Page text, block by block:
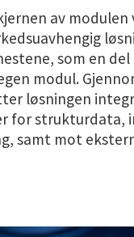
av modulen
som en del
modul.
løsningen
for strukturdata,
samt mot